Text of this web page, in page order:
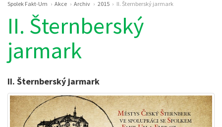
Spolek Fakt-Um Akce Archiv 2015 II. Šternberský jarmark
II. Šternberský
jarmark
II. Šternberský jarmark